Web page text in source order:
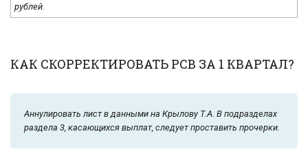
рублей.
КАК СКОРРЕКТИРОВАТЬ РСВ ЗА 1 КВАРТАЛ?
Аннулировать лист в данными на Крылову Т.А. В подразделах
раздела 3, касающихся выплат, следует проставить прочерки.